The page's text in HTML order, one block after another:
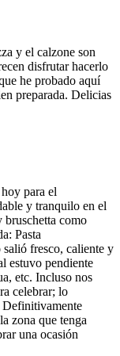
y el calzone son
disfrutar hacerlo
he probado aquí
preparada. Delicias
para el
y tranquilo en el
bruschetta como
Pasta
fresco, caliente y
estuvo pendiente
etc. Incluso nos
celebrar; lo
Definitivamente
zona que tenga
una ocasión